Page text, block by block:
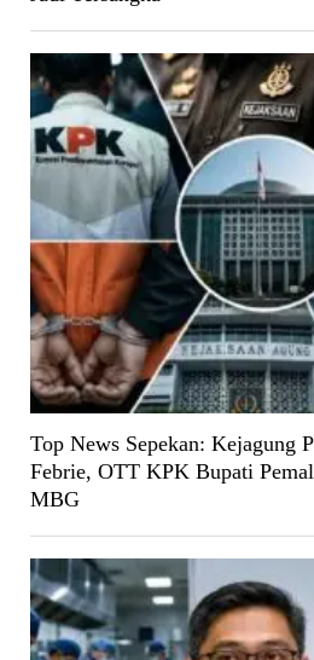
Top News Sepekan: Kejagung
Febrie, OTT KPK Bupati
MBG